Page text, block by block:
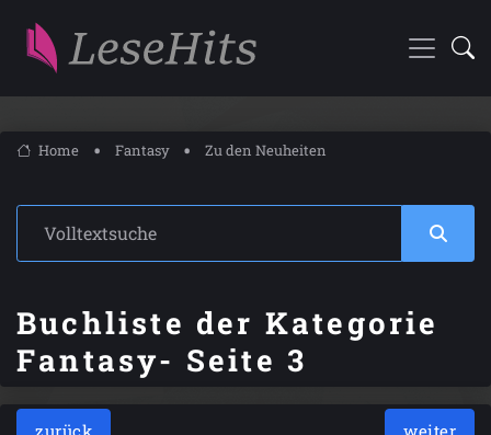
Home Fantasy Zu den Neuheiten
Buchliste der Kategorie
Fantasy- Seite 3
weiter
zurück